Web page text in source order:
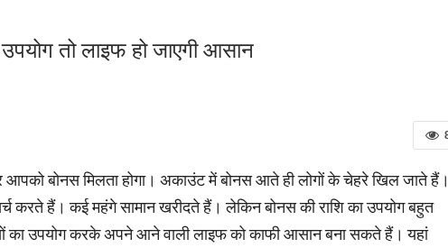
तो लाइफ हो जाएगी आसान
आपको बोनस मिलता होगा। अकाउंट में बोनस आते ही लोगों के चेहरे खिल जाते
करते हैं। कई महंगे सामान खरीदते हैं। लेकिन बोनस की राशि का उपयोग बहुत
का उपयोग करके अपने आने वाली लाइफ को काफी आसान बना सकते हैं। यहां